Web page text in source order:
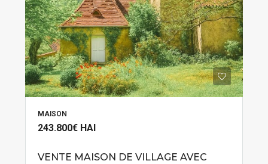
MAISON
243.800€ HAI
VENTE MAISON DE VILLAGE AVEC